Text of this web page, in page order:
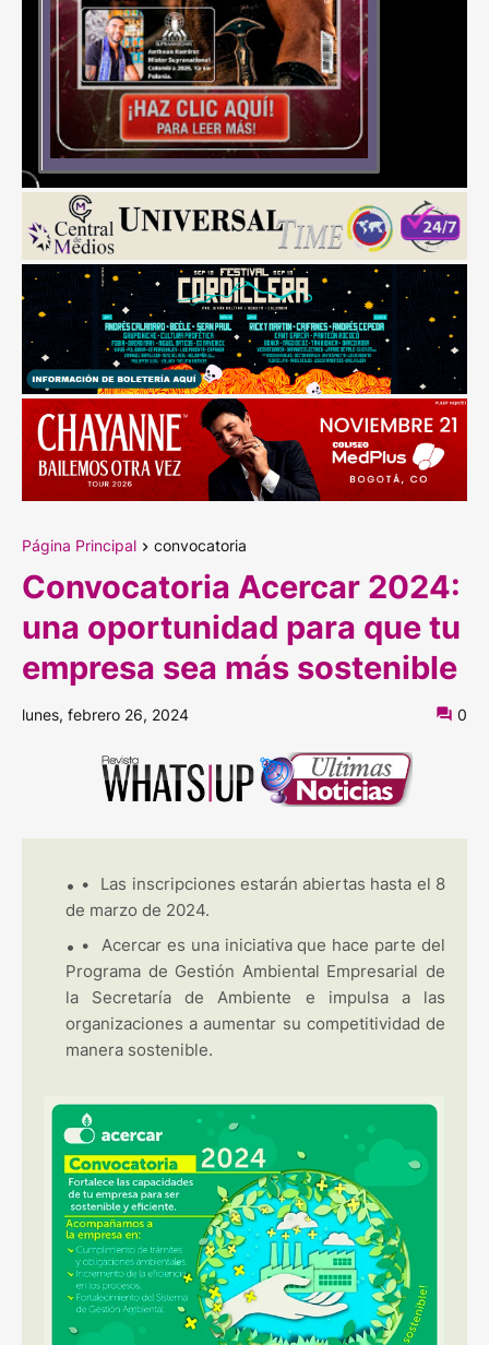
Página Principal convocatoria
Convocatoria Acercar 2024:
una oportunidad para que tu
empresa sea más sostenible
lunes, febrero 26, 2024 0
•
Las inscripciones estarán abiertas hasta el 8
de marzo de 2024.
•
Acercar es una iniciativa que hace parte del
Programa de Gestión Ambiental Empresarial de
la Secretaría de Ambiente e impulsa a las
organizaciones a aumentar su competitividad de
manera sostenible.